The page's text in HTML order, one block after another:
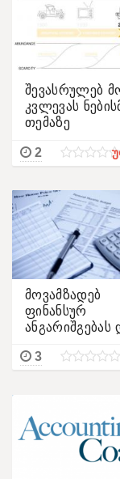
შევასრულებ
კვლევას
თემაზე
2
მოვამზადებ
ფინანსურ
ანგარიშგებას
დეკლარაციებს
3